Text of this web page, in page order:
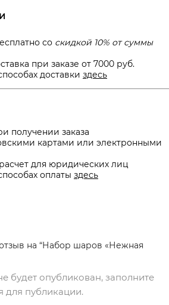
со скидкой 10% от суммы
при заказе от 7000 руб.
доставки здесь
получении заказа
картами или электронными
для юридических лиц
оплаты здесь
на “Набор шаров «Нежная
будет опубликован, заполните
для публикации.